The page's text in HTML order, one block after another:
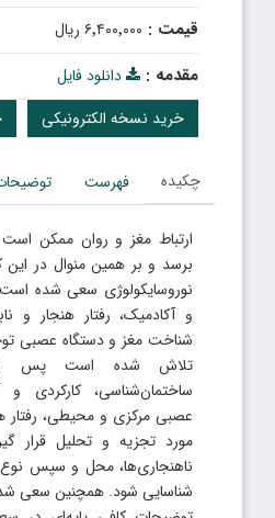
قیمت : ۶٬۴۰۰٬۰۰۰ ریال
مقدمه :
دانلود فایل
خرید نسخه الکترونیکی
چکیده فهرست
ارتباط مغز و روان ممکن
برسد و بر همین منوال در این
نوروسایکولوژى سعى شده
و آکادمیک، رفتار هنجار و
شناخت مغز و دستگاه عصبى
تلاش شده است پس
ساختمان‌شناسی، کارکردی
عصبی مرکزی و محیطی، رفتار
مورد تجزیه و تحلیل قرار
ناهنجاری‌ها، محل و سپس
شناسایی شود. همچنین سعی